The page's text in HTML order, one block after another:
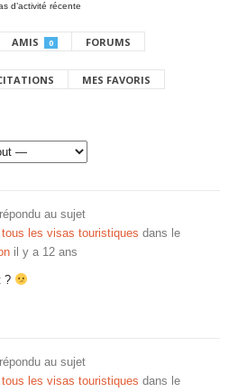
d’activité récente
AMIS 0 FORUMS
MES FAVORIS
au sujet
les visas touristiques dans le
il y a 12 ans
?
au sujet
les visas touristiques dans le